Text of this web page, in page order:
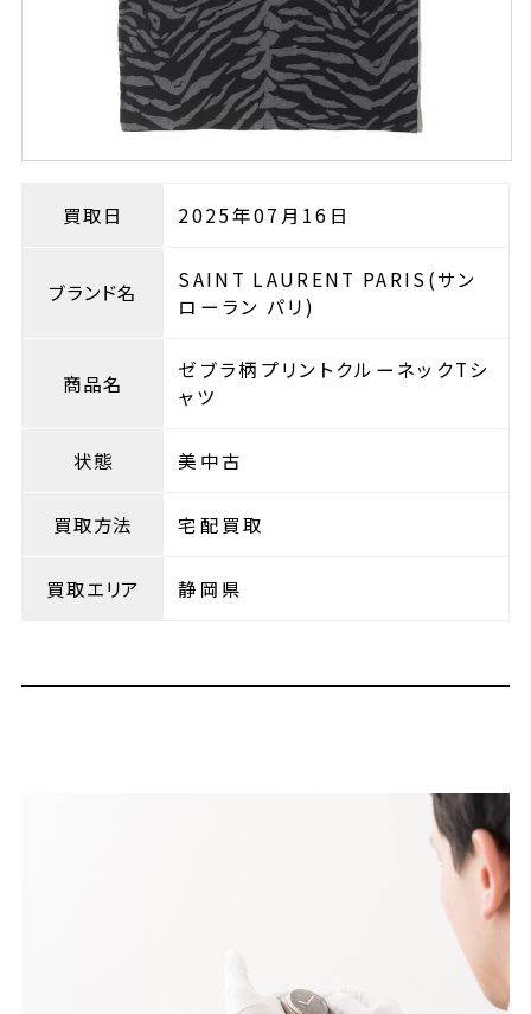
買取日 2025年07月16日
ブランド名
SAINT LAURENT PARIS(サン
ローラン パリ)
商品名
ゼブラ柄プリントクルーネックTシ
ャツ
状態 美中古
買取方法 宅配買取
買取エリア 静岡県